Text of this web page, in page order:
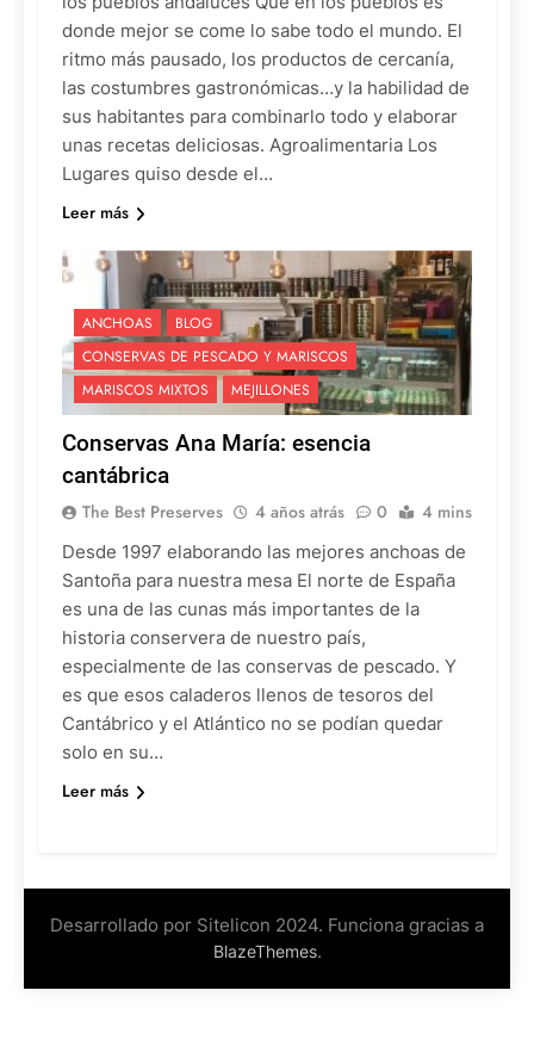
donde mejor se come lo sabe todo el mundo. El
ritmo más pausado, los productos de cercanía,
las costumbres gastronómicas…y la habilidad de
sus habitantes para combinarlo todo y elaborar
unas recetas deliciosas. Agroalimentaria Los
Lugares quiso desde el…
Leer más
ANCHOAS
BLOG
CONSERVAS DE PESCADO Y MARISCOS
MARISCOS MIXTOS
MEJILLONES
Conservas Ana María: esencia
cantábrica
The Best Preserves 4 años atrás 0 4 mins
Desde 1997 elaborando las mejores anchoas de
Santoña para nuestra mesa El norte de España
es una de las cunas más importantes de la
historia conservera de nuestro país,
especialmente de las conservas de pescado. Y
es que esos caladeros llenos de tesoros del
Cantábrico y el Atlántico no se podían quedar
solo en su…
Leer más
Desarrollado por Sitelicon 2024. Funciona gracias a
BlazeThemes.